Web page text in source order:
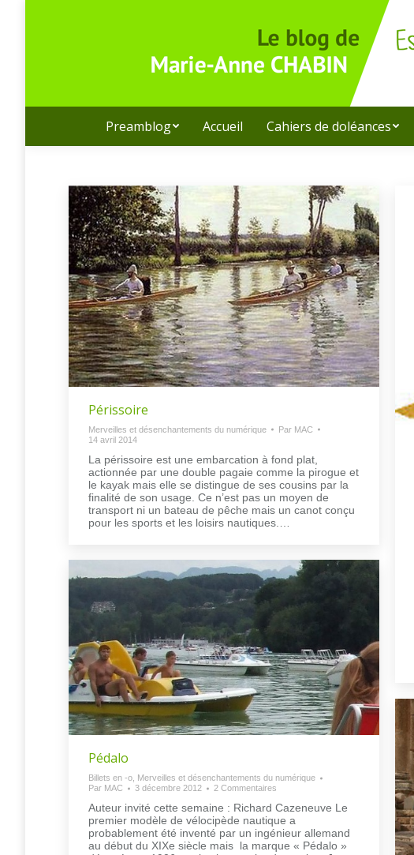
Preamblog Accueil Cahiers de doléances
Périssoire
Merveilles et désenchantements du numérique Par MAC
14 avril 2014
La périssoire est une embarcation à fond plat,
actionnée par une double pagaie comme la pirogue et
le kayak mais elle se distingue de ses cousins par la
finalité de son usage. Ce n’est pas un moyen de
transport ni un bateau de pêche mais un canot conçu
pour les sports et les loisirs nautiques.…
Pédalo
Billets en -o
Merveilles et désenchantements du numérique
Par MAC 3 décembre 2012 2 Commentaires
Auteur invité cette semaine : Richard Cazeneuve Le
premier modèle de vélocipède nautique a
probablement été inventé par un ingénieur allemand
au début du XIXe siècle mais la marque « Pédalo »